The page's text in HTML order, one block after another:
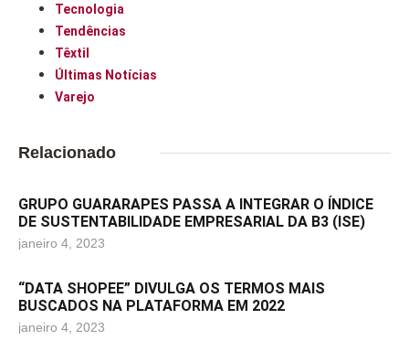
Tecnologia
Tendências
Têxtil
Últimas Notícias
Varejo
Relacionado
GRUPO GUARARAPES PASSA A INTEGRAR O ÍNDICE
DE SUSTENTABILIDADE EMPRESARIAL DA B3 (ISE)
janeiro 4, 2023
“DATA SHOPEE” DIVULGA OS TERMOS MAIS
BUSCADOS NA PLATAFORMA EM 2022
janeiro 4, 2023